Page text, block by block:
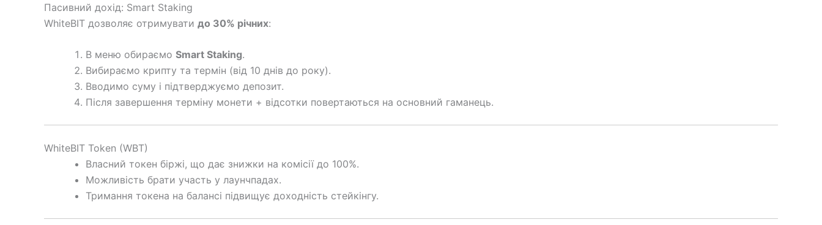
Пасивний дохід: Smart Staking
WhiteBIT дозволяє отримувати до 30% річних:
В меню обираємо Smart Staking.
Вибираємо крипту та термін (від 10 днів до року).
Вводимо суму і підтверджуємо депозит.
Після завершення терміну монети + відсотки повертаються на основний гаманець.
WhiteBIT Token (WBT)
Власний токен біржі, що дає знижки на комісії до 100%.
Можливість брати участь у лаунчпадах.
Тримання токена на балансі підвищує доходність стейкінгу.